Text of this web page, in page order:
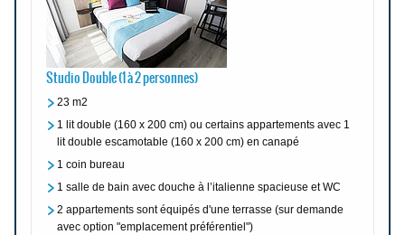
Studio Double (1 à 2 personnes)
23 m2
1 lit double (160 x 200 cm) ou certains appartements avec 1
lit double escamotable (160 x 200 cm) en canapé
1 coin bureau
1 salle de bain avec douche à l’italienne spacieuse et WC
2 appartements sont équipés d'une terrasse (sur demande
avec option "emplacement préférentiel")